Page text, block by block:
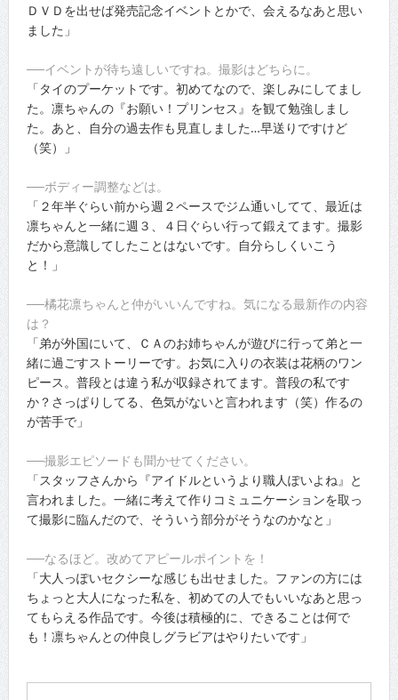
ＤＶＤを出せば発売記念イベントとかで、会えるなあと思い
ました」
──イベントが待ち遠しいですね。撮影はどちらに。
「タイのプーケットです。初めてなので、楽しみにしてまし
た。凛ちゃんの『お願い！プリンセス』を観て勉強しまし
た。あと、自分の過去作も見直しました…早送りですけど
（笑）」
──ボディー調整などは。
「２年半ぐらい前から週２ペースでジム通いしてて、最近は
凛ちゃんと一緒に週３、４日ぐらい行って鍛えてます。撮影
だから意識してしたことはないです。自分らしくいこう
と！」
──橘花凛ちゃんと仲がいいんですね。気になる最新作の内容
は？
「弟が外国にいて、ＣＡのお姉ちゃんが遊びに行って弟と一
緒に過ごすストーリーです。お気に入りの衣装は花柄のワン
ピース。普段とは違う私が収録されてます。普段の私です
か？さっぱりしてる、色気がないと言われます（笑）作るの
が苦手で」
──撮影エピソードも聞かせてください。
「スタッフさんから『アイドルというより職人ぽいよね』と
言われました。一緒に考えて作りコミュニケーションを取っ
て撮影に臨んだので、そういう部分がそうなのかなと」
──なるほど。改めてアピールポイントを！
「大人っぽいセクシーな感じも出せました。ファンの方には
ちょっと大人になった私を、初めての人でもいいなあと思っ
てもらえる作品です。今後は積極的に、できることは何で
も！凛ちゃんとの仲良しグラビアはやりたいです」